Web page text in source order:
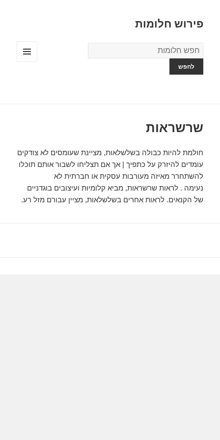
פירוש חלומות
מילון
החלומות
שרשראות
חולמת להיות כבולה בשלשלאות, מציינת שעומסים לא צודקים
עומדים להיזרק על כתפיך | אך אם תצליחו לשבור אותם תוכלו
להשתחרר מאיזה מעורבות עסקית או חברתית לא
נעימה . לראות שרשראות, מביא קלומיות ועיצובים בוגדניים
של הקנאים. לראות אחרים בשלשלאות, מציין עבורם מזל רע.